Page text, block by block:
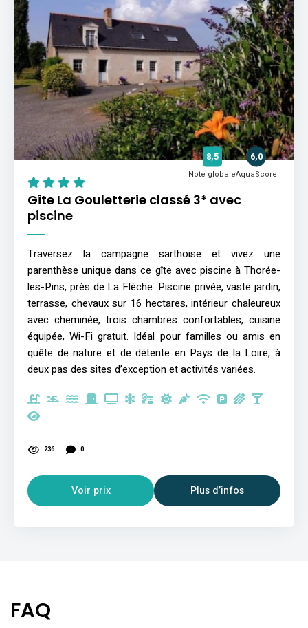
Gîte La Gouletterie classé 3* avec
piscine
8,5
Note globale
6,0
AquaScore
Traversez la campagne sarthoise et vivez une
parenthèse unique dans ce gîte avec piscine à Thorée-
les-Pins, près de La Flèche. Piscine privée, vaste jardin,
terrasse, chevaux sur 16 hectares, intérieur chaleureux
avec cheminée, trois chambres confortables, cuisine
équipée, Wi-Fi gratuit. Idéal pour familles ou amis en
quête de nature et de détente en Pays de la Loire, à
deux pas des sites d’exception et activités variées.
236 0
Voir prix Plus d’infos
FAQ